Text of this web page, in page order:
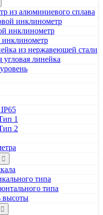
из алюминиевого сплава
инклинометр
инклинометр
инклинометр
из нержавеющей стали
линейка
1
2
типа
типа
высоты